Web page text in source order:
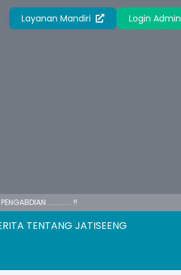
Layanan Mandiri Login Admin
............. !!
TENTANG JATISEENG